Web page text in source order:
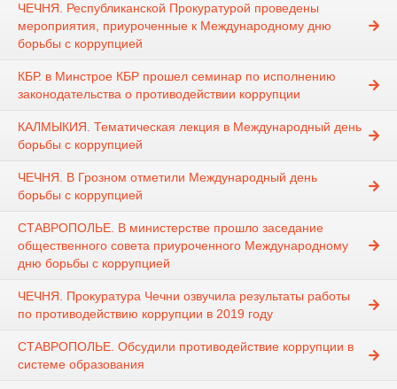
ЧЕЧНЯ. Республиканской Прокуратурой проведены
мероприятия, приуроченные к Международному дню
борьбы с коррупцией
КБР. в Минстрое КБР прошел семинар по исполнению
законодательства о противодействии коррупции
КАЛМЫКИЯ. Тематическая лекция в Международный день
борьбы с коррупцией
ЧЕЧНЯ. В Грозном отметили Международный день
борьбы с коррупцией
СТАВРОПОЛЬЕ. В министерстве прошло заседание
общественного совета приуроченного Международному
дню борьбы с коррупцией
ЧЕЧНЯ. Прокуратура Чечни озвучила результаты работы
по противодействию коррупции в 2019 году
СТАВРОПОЛЬЕ. Обсудили противодействие коррупции в
системе образования